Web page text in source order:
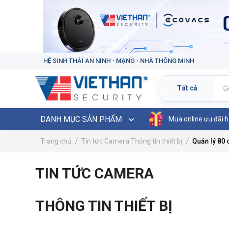
HỆ SINH THÁI AN NINH - MẠNG - NHÀ THÔNG MINH
DANH MỤC SẢN PHẨM Mua online ưu đãi
Trang chủ Tin tức Camera Thông tin thiết bị Quản lý 80
TIN TỨC CAMERA
THÔNG TIN THIẾT BỊ